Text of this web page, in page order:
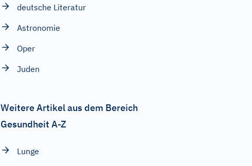
deutsche Literatur
Astronomie
Oper
Juden
Weitere Artikel aus dem Bereich
Gesundheit A-Z
Lunge